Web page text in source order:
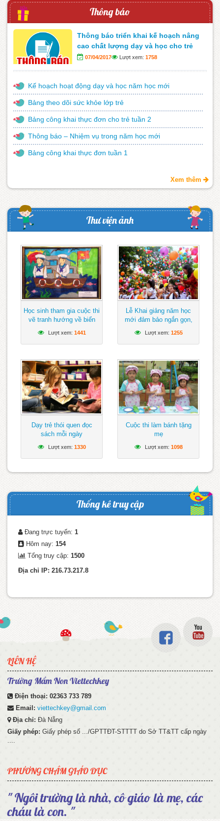
Thông báo
Thông báo triển khai kế hoạch nâng
cao chất lượng dạy và học cho trẻ
07/04/2017 Lượt xem: 1758
Kế hoạch hoạt động dạy và học năm học mới
Bảng theo dõi sức khỏe lớp trẻ
Bảng công khai thực đơn cho trẻ tuần 2
Thông báo – Nhiệm vụ trong năm học mới
Bảng công khai thực đơn tuần 1
Xem thêm
Thư viện ảnh
Học sinh tham gia cuộc thi
vẽ tranh hướng về biển
Lượt xem: 1441
Lễ Khai giảng năm học
mới đảm bảo ngắn gọn,
Lượt xem: 1255
Dạy trẻ thói quen đọc
sách mỗi ngày
Lượt xem: 1330
Cuộc thi làm bánh tặng
mẹ
Lượt xem: 1098
Thống kê truy cập
Đang trực tuyến: 1
Hôm nay: 154
Tổng truy cập: 1500
Địa chỉ IP: 216.73.217.8
LIÊN HỆ
Trường Mầm Non Viettechkey
Điện thoại: 02363 733 789
Email: viettechkey@gmail.com
Địa chỉ: Đà Nẵng
Giấy phép: Giấy phép số .../GPTTĐT-STTTT do Sở TT&TT cấp ngày
....
PHƯƠNG CHÂM GIÁO DỤC
" Ngôi trường là nhà, cô giáo là mẹ, các
cháu là con. "